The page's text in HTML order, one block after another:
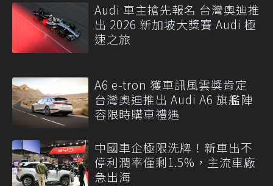
Audi 車主搶先報名 台灣奧迪推
出 2026 新加坡大獎賽 Audi 極
速之旅
A6 e-tron 獲車訊風雲獎肯定
台灣奧迪推出 Audi A6 旗艦陣
容限時購車禮遇
中國車企極限洗牌！新車出不
停利潤率僅剩1.5%，主流車廠
急出海